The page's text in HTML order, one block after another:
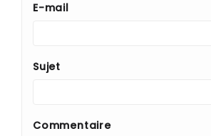
E-mail
Sujet
Commentaire